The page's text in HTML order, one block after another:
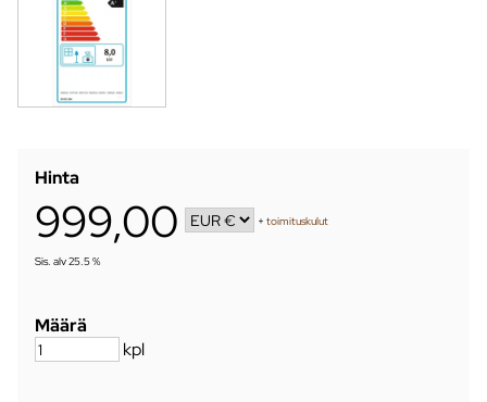
Hinta
999,00 +toimituskulut
Sis. alv 25.5 %
Määrä
kpl